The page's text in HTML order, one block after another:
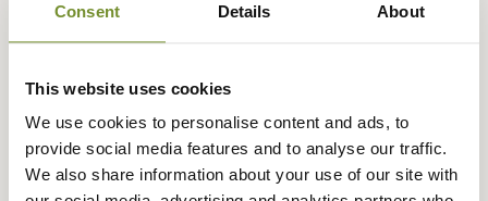
Consent Details About
This website uses cookies
We use cookies to personalise content and ads, to
provide social media features and to analyse our traffic.
We also share information about your use of our site with
Pantalon Moose Hunter 2.0 GTX Härkila
304,12 € 504,12 €